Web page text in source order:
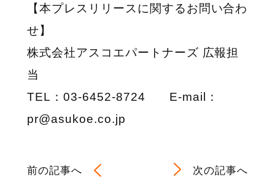
【本プレスリリースに関するお問い合わ
せ】
株式会社アスコエパートナーズ 広報担
当
TEL：03-6452-8724 E-mail：
pr@asukoe.co.jp
前の記事へ 次の記事へ